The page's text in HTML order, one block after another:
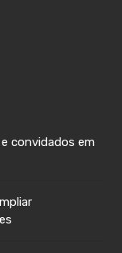
convidados em